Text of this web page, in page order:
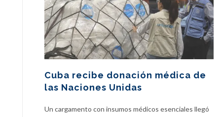
Cuba recibe donación médica de
las Naciones Unidas
Un cargamento con insumos médicos esenciales llegó